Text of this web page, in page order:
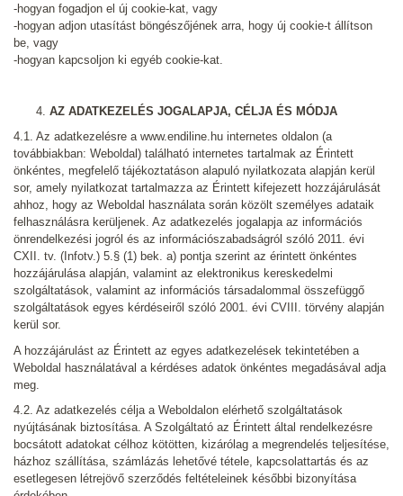
-hogyan fogadjon el új cookie-kat, vagy
-hogyan adjon utasítást böngészőjének arra, hogy új cookie-t állítson
be, vagy
-hogyan kapcsoljon ki egyéb cookie-kat.
AZ ADATKEZELÉS JOGALAPJA, CÉLJA ÉS MÓDJA
4.1. Az adatkezelésre a www.endiline.hu internetes oldalon (a
továbbiakban: Weboldal) található internetes tartalmak az Érintett
önkéntes, megfelelő tájékoztatáson alapuló nyilatkozata alapján kerül
sor, amely nyilatkozat tartalmazza az Érintett kifejezett hozzájárulását
ahhoz, hogy az Weboldal használata során közölt személyes adataik
felhasználásra kerüljenek. Az adatkezelés jogalapja az információs
önrendelkezési jogról és az információszabadságról szóló 2011. évi
CXII. tv. (Infotv.) 5.§ (1) bek. a) pontja szerint az érintett önkéntes
hozzájárulása alapján, valamint az elektronikus kereskedelmi
szolgáltatások, valamint az információs társadalommal összefüggő
szolgáltatások egyes kérdéseiről szóló 2001. évi CVIII. törvény alapján
kerül sor.
A hozzájárulást az Érintett az egyes adatkezelések tekintetében a
Weboldal használatával a kérdéses adatok önkéntes megadásával adja
meg.
4.2. Az adatkezelés célja a Weboldalon elérhető szolgáltatások
nyújtásának biztosítása. A Szolgáltató az Érintett által rendelkezésre
bocsátott adatokat célhoz kötötten, kizárólag a megrendelés teljesítése,
házhoz szállítása, számlázás lehetővé tétele, kapcsolattartás és az
esetlegesen létrejövő szerződés feltételeinek későbbi bizonyítása